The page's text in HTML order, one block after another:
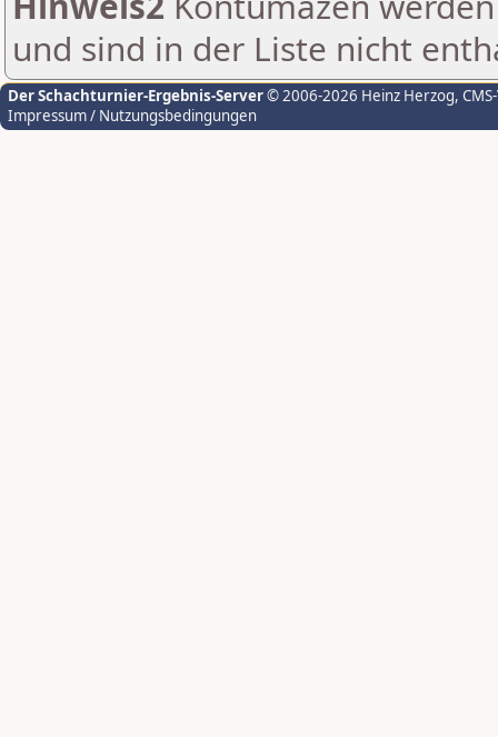
und sind in der Liste nicht
Der Schachturnier-Ergebnis-Server© 2006-2026 Heinz Herzog,
Impressum / Nutzungsbedingungen